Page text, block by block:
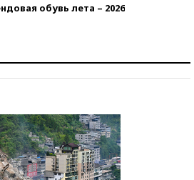
обувь лета – 2026